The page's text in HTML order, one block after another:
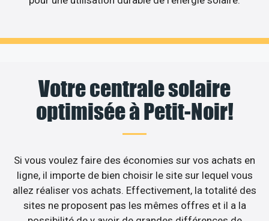
Votre centrale solaire
optimisée à Petit-Noir!
Si vous voulez faire des économies sur vos achats en
ligne, il importe de bien choisir le site sur lequel vous
allez réaliser vos achats. Effectivement, la totalité des
sites ne proposent pas les mêmes offres et il a la